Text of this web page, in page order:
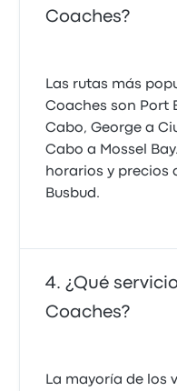
Coaches?
Las rutas más
Coaches son Port
Cabo, George a
Cabo a Mossel
horarios y precios
Busbud.
¿Qué
Coaches?
La mayoría de los